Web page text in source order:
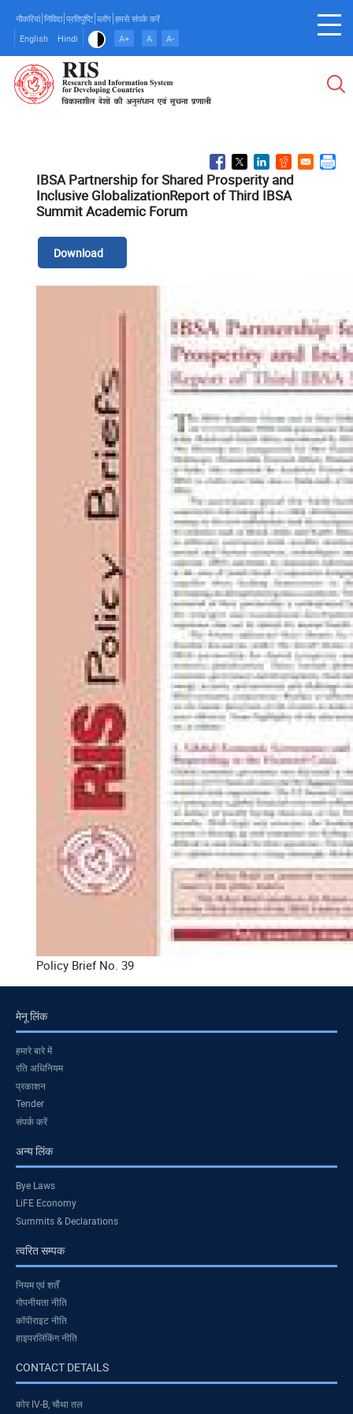
main
content
नौकरियां निविदा प्रतिपुष्टि ब्लॉग हमसे संपर्क करें
English
Hindi A+ A A-
IBSA Partnership for Shared Prosperity and
Inclusive GlobalizationReport of Third IBSA
Summit Academic Forum
Download
Policy Brief No. 39
मेनू लिंक
हमारे बारे में
रति अधिनियम
प्रकाशन
Tender
संपर्क करें
अन्य लिंक
Bye Laws
LiFE Economy
Summits & Declarations
त्वरित सम्पक
नियम एवं शर्तें
गोपनीयता नीति
कॉपीराइट नीति
हाइपरलिंकिंग नीति
CONTACT DETAILS
कोर IV-B, चौथा तल